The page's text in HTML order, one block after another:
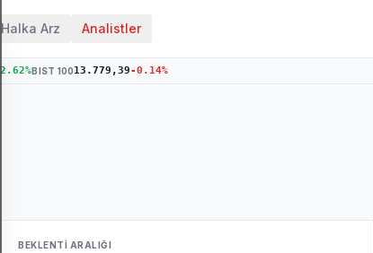
Halka Arz Analistler
2.62%BIST 10013.779,39-0.14%
BEKLENTI ARALIĞI